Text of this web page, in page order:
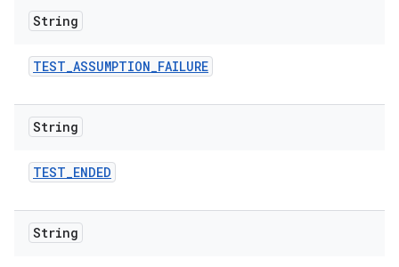
String
TEST_ASSUMPTION_FAILURE
String
TEST_ENDED
String